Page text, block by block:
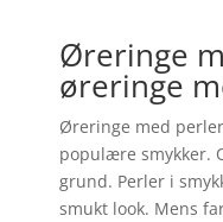
Øreringe
øreringe
Øreringe med
populære smykker.
grund. Perler i
smukt look. Mens